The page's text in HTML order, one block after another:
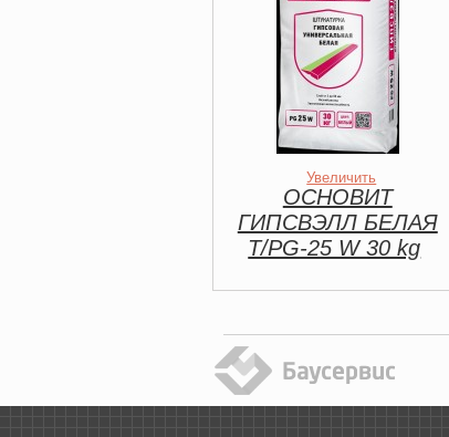
Увеличить
ОСНОВИТ
ГИПСВЭЛЛ БЕЛАЯ
Т/PG-25 W 30 kg